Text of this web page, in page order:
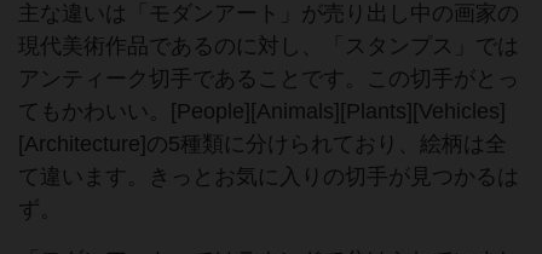
主な違いは「モダンアート」が売り出し中の画家の
現代美術作品であるのに対し、「スタンプス」では
アンティーク切手であることです。この切手がとっ
てもかわいい。[People][Animals][Plants][Vehicles]
[Architecture]の5種類に分けられており、絵柄は全
て違います。きっとお気に入りの切手が見つかるは
ず。